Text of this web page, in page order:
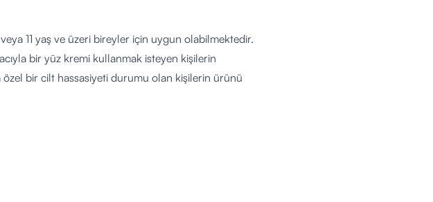
11 yaş ve üzeri bireyler için uygun olabilmektedir.
bir yüz kremi kullanmak isteyen kişilerin
özel bir cilt hassasiyeti durumu olan kişilerin ürünü